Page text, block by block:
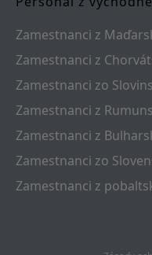
Zamestnanci z
Zamestnanci z
Zamestnanci zo
Zamestnanci z
Zamestnanci z
Zamestnanci zo
Zamestnanci z